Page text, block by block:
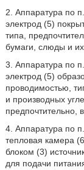
2. Аппаратура по
электрод (5)
типа,
бумаги, слюды и
3. Аппаратура по
электрод (5)
проводимостью,
и производных
предпочтительно,
4. Аппаратура по
тепловая камера
блоком (3)
для подачи